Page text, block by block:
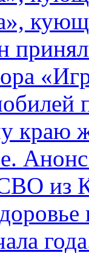
краю
из